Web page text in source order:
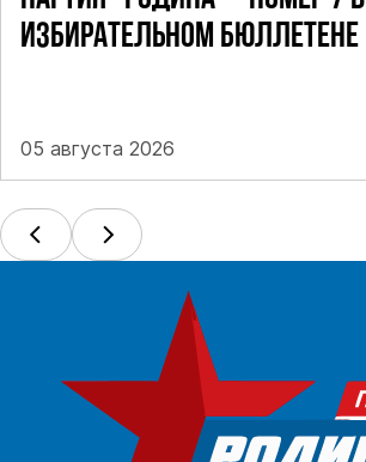
ИЗБИРАТЕЛЬНОМ БЮЛЛЕТЕНЕ
05 августа 2026